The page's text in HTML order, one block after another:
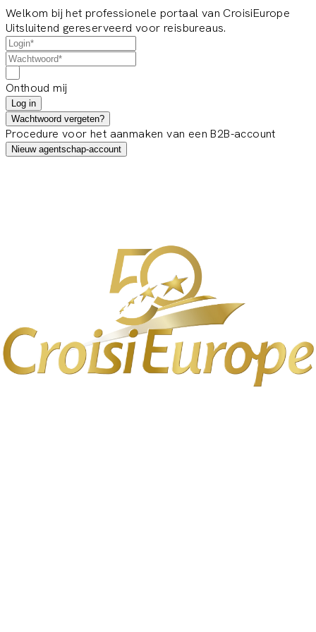
Welkom bij het professionele portaal van CroisiEurope
Uitsluitend gereserveerd voor reisbureaus.
Onthoud mij
Log in
Wachtwoord vergeten?
Procedure voor het aanmaken van een B2B-account
Nieuw agentschap-account